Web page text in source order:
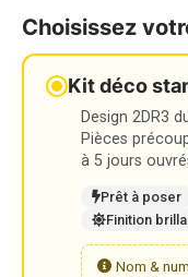
Choisissez
Kit déco
Design 2DR3
Pièces
à 5 jours
Prêt à poser
Finition
Nom &